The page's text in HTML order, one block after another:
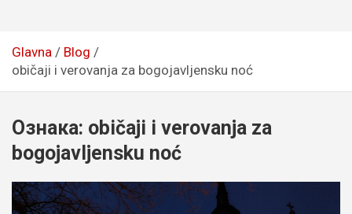
Glavna
Blog
običaji i verovanja za bogojavljensku noć
Ознака: običaji i verovanja za
bogojavljensku noć